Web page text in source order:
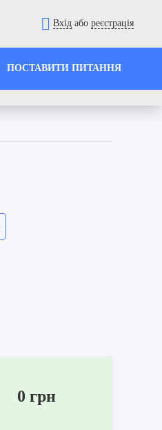
Вхід або реєстрація
ПОСТАВИТИ ПИТАННЯ
0 грн